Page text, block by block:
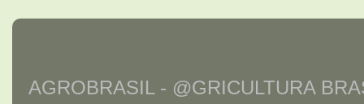
AGROBRASIL - @GRICULTURA